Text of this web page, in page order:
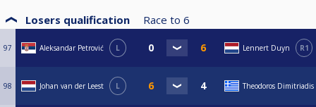
Losers qualification Race to 6
97 Aleksandar Petrović L Lennert Duyn R1
98 Johan van der Leest L Theodoros Dimitriadis